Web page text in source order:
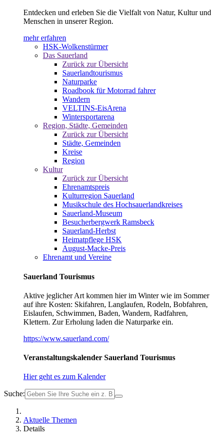
Entdecken und erleben Sie die Vielfalt von Natur, Kultur und
Menschen in unserer Region.
mehr erfahren
HSK-Wolkenstürmer
Das Sauerland
Zurück zur Übersicht
Sauerlandtourismus
Naturparke
Roadbook für Motorrad fahrer
Wandern
VELTINS-EisArena
Wintersportarena
Region, Städte, Gemeinden
Zurück zur Übersicht
Städte, Gemeinden
Kreise
Region
Kultur
Zurück zur Übersicht
Ehrenamtspreis
Kulturregion Sauerland
Musikschule des Hochsauerlandkreises
Sauerland-Museum
Besucherbergwerk Ramsbeck
Sauerland-Herbst
Heimatpflege HSK
August-Macke-Preis
Ehrenamt und Vereine
Sauerland Tourismus
Aktive jeglicher Art kommen hier im Winter wie im Sommer
auf ihre Kosten: Skifahren, Langlaufen, Rodeln, Bobfahren,
Eislaufen, Schwimmen, Baden, Wandern, Radfahren,
Klettern. Zur Erholung laden die Naturparke ein.
https://www.sauerland.com/
Veranstaltungskalender Sauerland Tourismus
Hier geht es zum Kalender
Suche:
Aktuelle Themen
Details